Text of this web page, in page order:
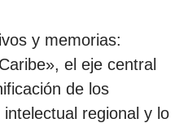
y memorias:
el eje central
de los
regional y lo